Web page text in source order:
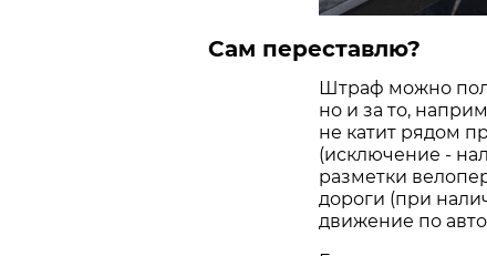
Сам переставлю?
Штраф можно
но и за то,
не катит рядом
(исключение -
разметки
дороги (при
движение по